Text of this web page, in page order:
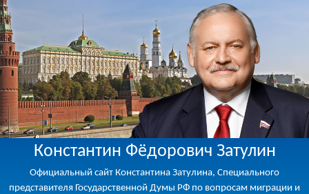
Константин Фёдорович Затулин
Официальный сайт Константина Затулина, Специального
представителя Государственной Думы РФ по вопросам миграции и